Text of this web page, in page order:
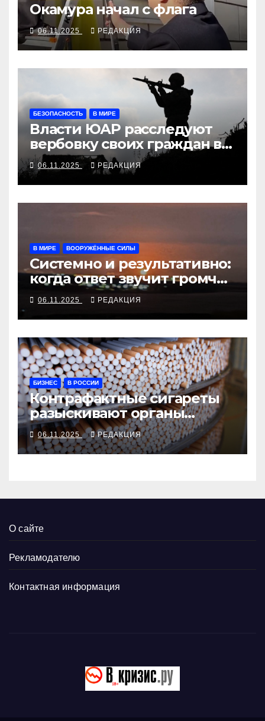
Окамура начал с флага
06.11.2025 РЕДАКЦИЯ
БЕЗОПАСНОСТЬ В МИРЕ
Власти ЮАР расследуют
вербовку своих граждан в
войска РФ
06.11.2025 РЕДАКЦИЯ
В МИРЕ ВООРУЖЁННЫЕ СИЛЫ
Системно и результативно:
когда ответ звучит громче
отчётов
06.11.2025 РЕДАКЦИЯ
БИЗНЕС В РОССИИ
Контрафактные сигареты
разыскивают органы
госбезопасности
06.11.2025 РЕДАКЦИЯ
О сайте
Рекламодателю
Контактная информация